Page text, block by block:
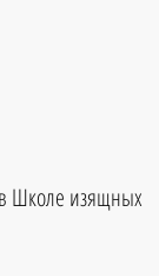
в Школе изящных